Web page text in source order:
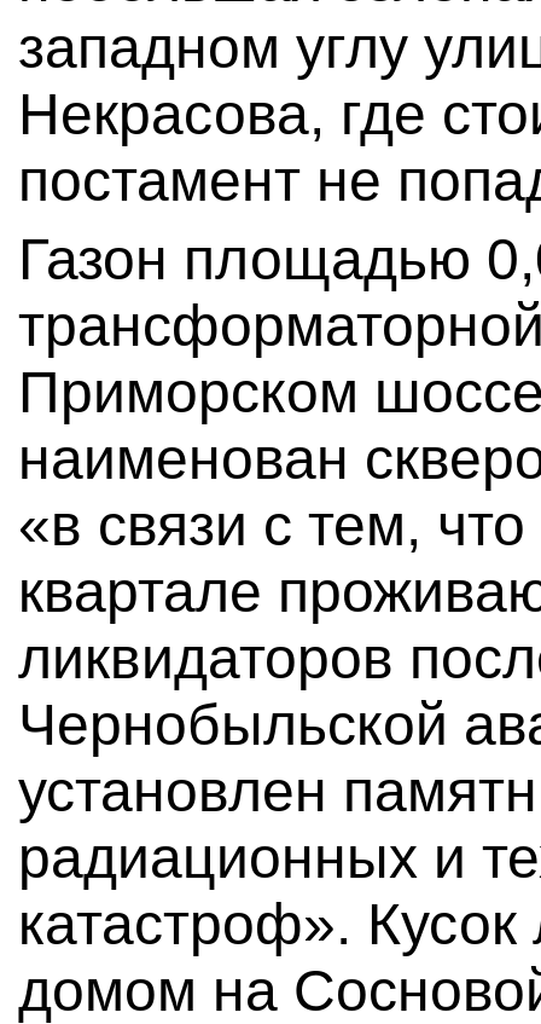
западном углу
Некрасова, где
постамент не
Газон площадью
Приморском
наименован
«в связи с тем,
квартале
ликвидаторов
Чернобыльской
установлен
радиационных и
катастроф».
домом на